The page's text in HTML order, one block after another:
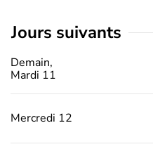
jours suivants
Demain,
Mardi 11
Mercredi 12